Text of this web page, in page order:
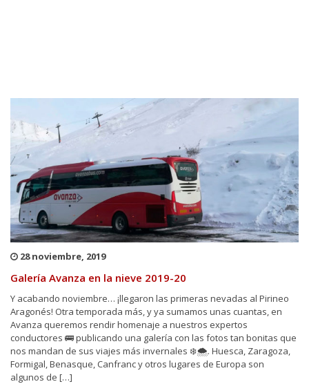
28 noviembre, 2019
Galería Avanza en la nieve 2019-20
Y acabando noviembre… ¡llegaron las primeras nevadas al Pirineo
Aragonés! Otra temporada más, y ya sumamos unas cuantas, en
Avanza queremos rendir homenaje a nuestros expertos
conductores 🚌 publicando una galería con las fotos tan bonitas que
nos mandan de sus viajes más invernales ❄️🌨. Huesca, Zaragoza,
Formigal, Benasque, Canfranc y otros lugares de Europa son
algunos de […]